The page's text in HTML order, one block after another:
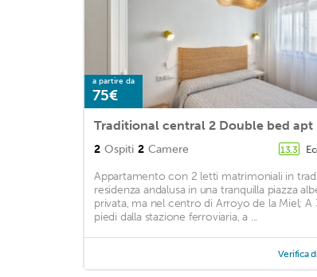
a partire da
75€
2 Ospiti 2 Camere 13,3
Appartamento con 2 letti matrimoniali in
residenza andalusa in una tranquilla piazza
privata, ma nel centro di Arroyo de la Miel; A
piedi dalla stazione ferroviaria, a ...
Verifica